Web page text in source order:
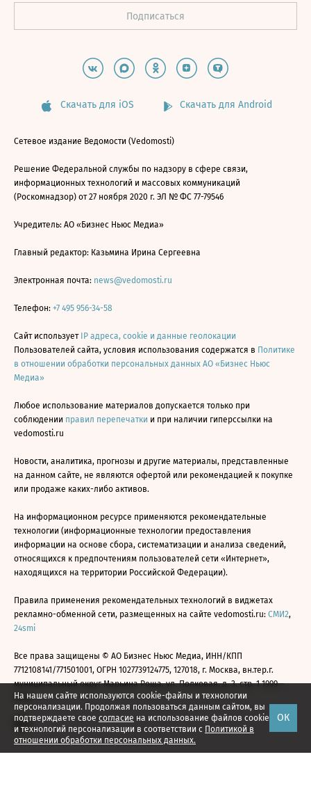
На нашем сайте используются cookie-файлы и технологии
персонализации. Продолжая пользоваться данным сайтом, вы
подтверждаете свое согласие на использование файлов cookie
и технологий персонализации в соответствии с Политикой в
отношении обработки персональных данных.
ОК
Скачать для iOS Скачать для Android
Сетевое издание Ведомости (Vedomosti)
Решение Федеральной службы по надзору в сфере связи,
информационных технологий и массовых коммуникаций
(Роскомнадзор) от 27 ноября 2020 г. ЭЛ № ФС 77-79546
Учредитель: АО «Бизнес Ньюс Медиа»
Главный редактор: Казьмина Ирина Сергеевна
Электронная почта: news@vedomosti.ru
Телефон: +7 495 956-34-58
Сайт использует IP адреса, cookie и данные геолокации
Пользователей сайта, условия использования содержатся в Политике
в отношении обработки персональных данных АО «Бизнес Ньюс
Медиа»
Любое использование материалов допускается только при
соблюдении правил перепечатки и при наличии гиперссылки на
vedomosti.ru
Новости, аналитика, прогнозы и другие материалы, представленные
на данном сайте, не являются офертой или рекомендацией к покупке
или продаже каких-либо активов.
На информационном ресурсе применяются рекомендательные
технологии (информационные технологии предоставления
информации на основе сбора, систематизации и анализа сведений,
относящихся к предпочтениям пользователей сети «Интернет»,
находящихся на территории Российской Федерации).
Правила применения рекомендательных технологий в виджетах
рекламно-обменной сети, размещенных на сайте vedomosti.ru: СМИ2,
24smi
Все права защищены © АО Бизнес Ньюс Медиа, ИНН/КПП
7712108141/771501001, ОГРН 1027739124775, 127018, г. Москва, вн.тер.г.
муниципальный округ Марьина Роща, ул. Полковая, д. 3, стр. 1 1999—
2026